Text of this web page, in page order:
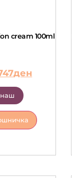
cream 100ml
ден